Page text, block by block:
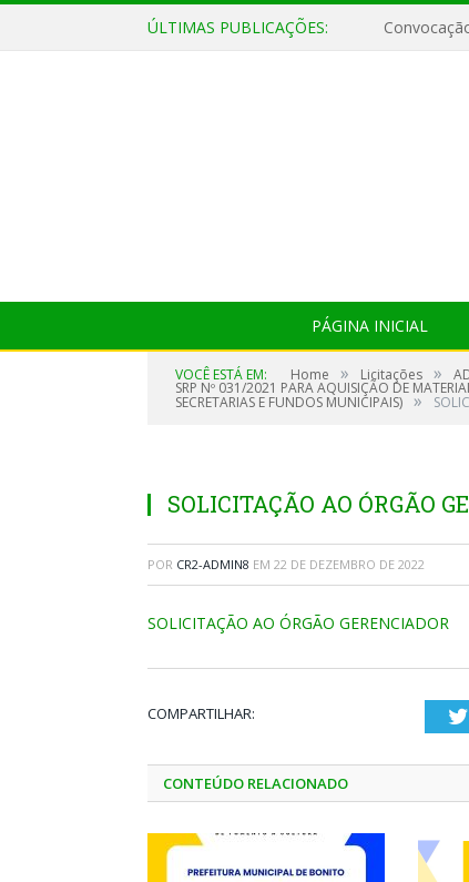
ÚLTIMAS PUBLICAÇÕES:
PÁGINA INICIAL
VOCÊ ESTÁ EM: Home » Licitações »
SRP Nº 031/2021 PARA AQUISIÇÃO DE
SECRETARIAS E FUNDOS MUNICIPAIS) »
SOLICITAÇÃO AO ÓRGÃO
POR CR2-ADMIN8 EM 22 DE DEZEMBRO DE 2022
SOLICITAÇÃO AO ÓRGÃO GERENCIADOR
COMPARTILHAR:
CONTEÚDO RELACIONADO